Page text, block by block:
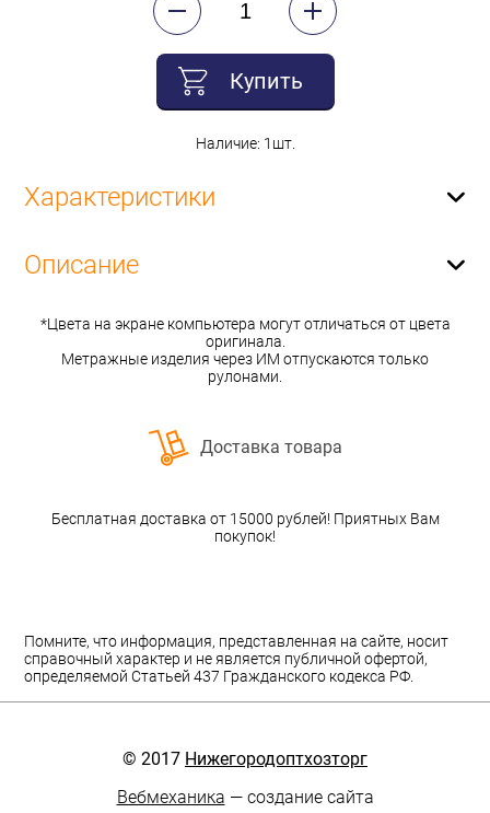
Купить
Наличие: 1шт.
Характеристики
Описание
*Цвета на экране компьютера могут отличаться от цвета
оригинала.
Метражные изделия через ИМ отпускаются только
рулонами.
Доставка товара
Бесплатная доставка от 15000 рублей! Приятных Вам
покупок!
Помните, что информация, представленная на сайте, носит
справочный характер и не является публичной офертой,
определяемой Статьей 437 Гражданского кодекса РФ.
© 2017 Нижегородоптхозторг
Вебмеханика — создание сайта